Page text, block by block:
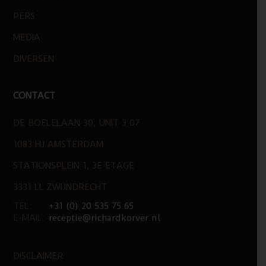
PERS
MEDIA
DIVERSEN
CONTACT
DE BOELELAAN 30, UNIT 3.07
1083 HJ AMSTERDAM
STATIONSPLEIN 1, 3E ETAGE
3331 LL ZWIJNDRECHT
+31 (0) 20 535 75 65
receptie@richardkorver.nl
DISCLAIMER